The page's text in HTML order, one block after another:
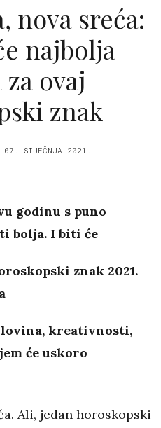
nova sreća:
najbolja
ovaj
znak
07. SIJEČNJA 2021.
godinu s puno
bolja. I biti će
znak 2021.
kreativnosti,
će uskoro
Ali, jedan horoskopski